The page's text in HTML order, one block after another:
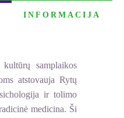
INFORMACIJA
samplaikos
atstovauja Rytų
ir tolimo
medicina. Ši